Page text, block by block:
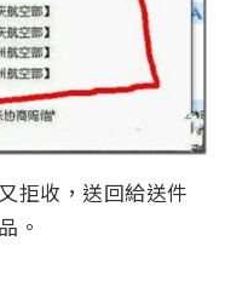
拒收，送回給送件
。